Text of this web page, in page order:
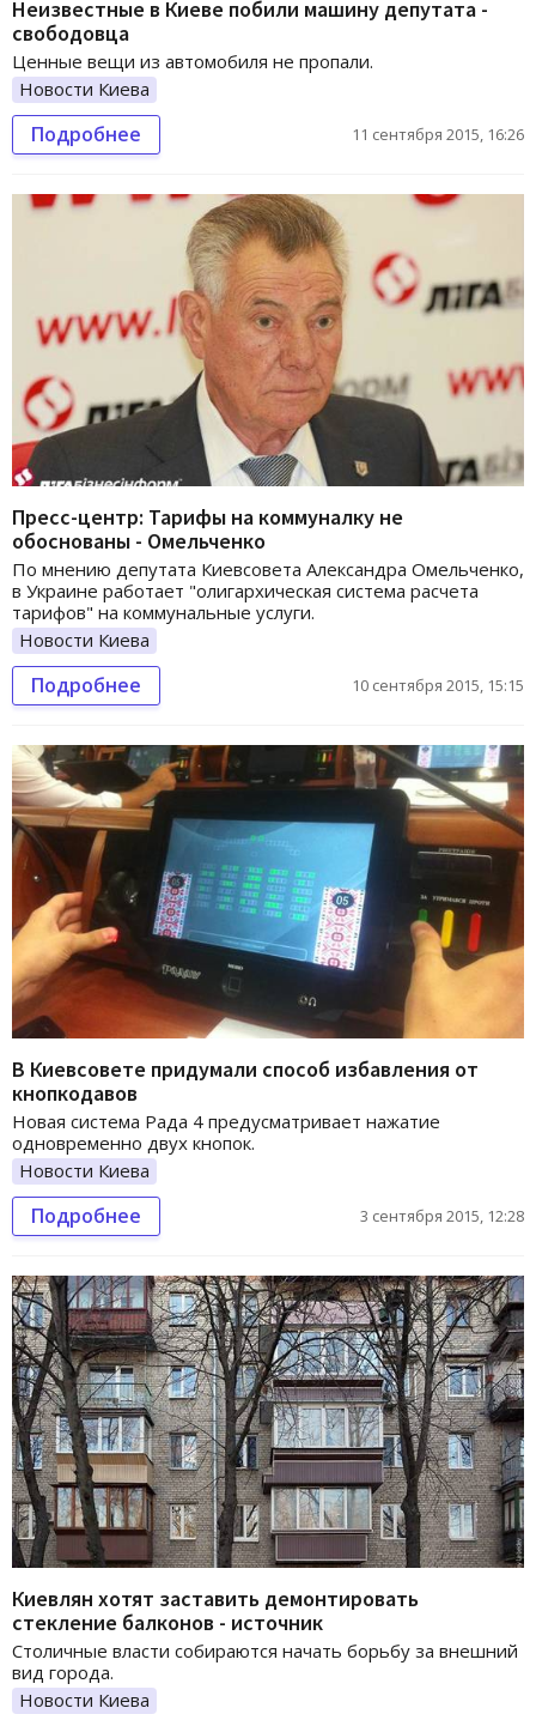
Неизвестные в Киеве побили машину депутата -
свободовца
Ценные вещи из автомобиля не пропали.
Новости Киева
Подробнее 11 сентября 2015, 16:26
Пресс-центр: Тарифы на коммуналку не
обоснованы - Омельченко
По мнению депутата Киевсовета Александра Омельченко,
в Украине работает "олигархическая система расчета
тарифов" на коммунальные услуги.
Новости Киева
Подробнее 10 сентября 2015, 15:15
В Киевсовете придумали способ избавления от
кнопкодавов
Новая система Рада 4 предусматривает нажатие
одновременно двух кнопок.
Новости Киева
Подробнее 3 сентября 2015, 12:28
Киевлян хотят заставить демонтировать
стекление балконов - источник
Столичные власти собираются начать борьбу за внешний
вид города.
Новости Киева